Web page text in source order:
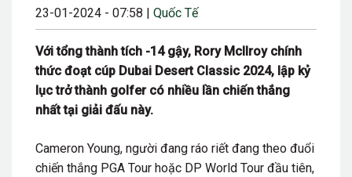
23-01-2024 - 07:58 | Quốc Tế
Với tổng thành tích -14 gậy, Rory McIlroy chính
thức đoạt cúp Dubai Desert Classic 2024, lập kỷ
lục trở thành golfer có nhiều lần chiến thắng
nhất tại giải đấu này.
Cameron Young, người đang ráo riết đang theo đuổi
chiến thắng PGA Tour hoặc DP World Tour đầu tiên,